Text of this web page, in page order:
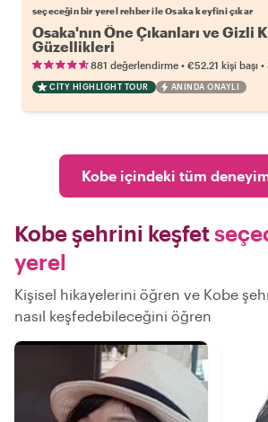
seçeceğin bir yerel rehber ile Osaka keyfini çıkar
Osaka'nın Öne Çıkanları ve Gizli
Güzellikleri
881 değerlendirme • €52.21 kişi başı •
CITY HIGHLIGHT TOUR ANINDA ONAYLI
Kobe içindeki tüm
Kobe şehrini keşfet
yerel
Kişisel hikayelerini öğren ve Kobe
nasıl keşfedebileceğini öğren